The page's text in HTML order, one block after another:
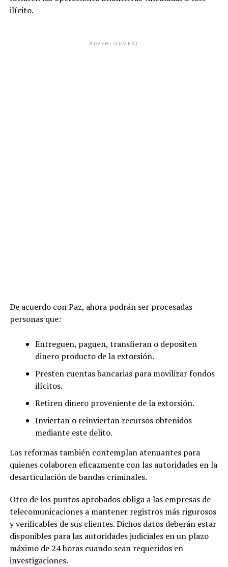
ilícito.
ADVERTISEMENT
De acuerdo con Paz, ahora podrán ser procesadas
personas que:
Entreguen, paguen, transfieran o depositen
dinero producto de la extorsión.
Presten cuentas bancarias para movilizar fondos
ilícitos.
Retiren dinero proveniente de la extorsión.
Inviertan o reinviertan recursos obtenidos
mediante este delito.
Las reformas también contemplan atenuantes para
quienes colaboren eficazmente con las autoridades en la
desarticulación de bandas criminales.
Otro de los puntos aprobados obliga a las empresas de
telecomunicaciones a mantener registros más rigurosos
y verificables de sus clientes. Dichos datos deberán estar
disponibles para las autoridades judiciales en un plazo
máximo de 24 horas cuando sean requeridos en
investigaciones.